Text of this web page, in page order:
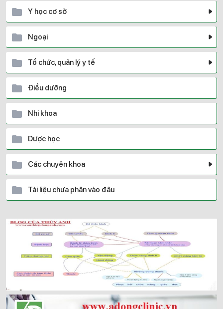
Y học cơ sở
Ngoại
Tổ chức, quản lý y tế
Điều dưỡng
Nhi khoa
Dược học
Các chuyên khoa
Tài liệu chưa phân vào đâu